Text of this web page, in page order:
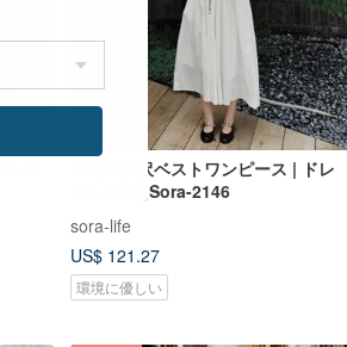
宮廷風贅沢ベストワンピース | ドレ
ス | 夏物 | Sora-2146
sora-life
US$ 121.27
環境に優しい